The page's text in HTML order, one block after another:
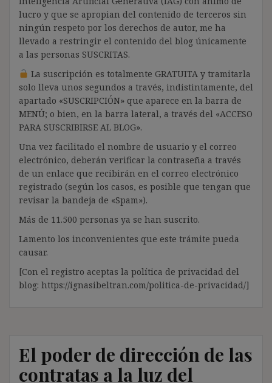
lucro y que se apropian del contenido de terceros sin
ningún respeto por los derechos de autor, me ha
llevado a restringir el contenido del blog únicamente
a las personas SUSCRITAS.
La suscripción es totalmente GRATUITA y tramitarla
solo lleva unos segundos a través, indistintamente, del
apartado «SUSCRIPCIÓN» que aparece en la barra de
MENÚ; o bien, en la barra lateral, a través del «ACCESO
PARA SUSCRIBIRSE AL BLOG».
Una vez facilitado el nombre de usuario y el correo
electrónico, deberán verificar la contraseña a través
de un enlace que recibirán en el correo electrónico
registrado (según los casos, es posible que tengan que
revisar la bandeja de «Spam»).
Más de 11.500 personas ya se han suscrito.
Lamento los inconvenientes que este trámite pueda
causar.
[Con el registro aceptas la política de privacidad del
blog: https://ignasibeltran.com/politica-de-privacidad/]
El poder de dirección de las
contratas a la luz del